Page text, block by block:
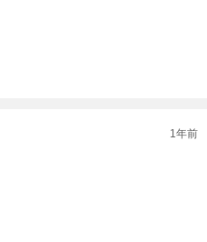
1年前